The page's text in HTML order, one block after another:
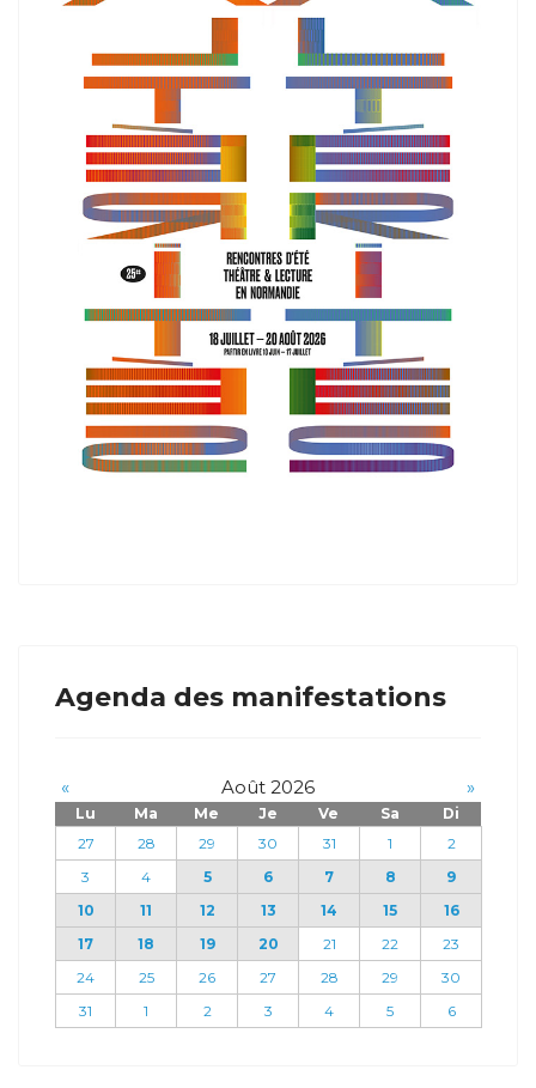
Agenda des manifestations
« Août 2026 »
Lu Ma Me Je Ve Sa
Di
27
28 29 30 31 1
2
3
4 5 6 7 8
9
10
11 12 13 14 15
16
17
18 19 20 21 22
23
24
25 26 27 28 29
30
31
1 2 3 4 5 6